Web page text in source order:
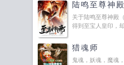
陆鸣至尊神殿
关于陆鸣至尊神殿
得到至宝人皇印，
猎魂师
鬼魂，妖魂，魔魂